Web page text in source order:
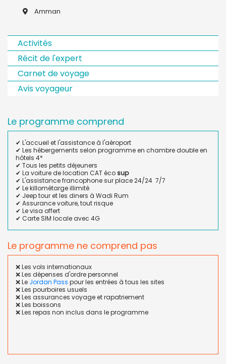
Amman
Activités
Récit de l'expert
Carnet de voyage
Avis voyageur
Le programme comprend
✔ L'accueil et l'assistance à l'aéroport
✔ Les hébergements selon programme en chambre double en
hôtels 4*
✔ Tous les petits déjeuners
✔ La voiture de location CAT écosup
✔ L'assistance francophone sur place 24/24 7/7
✔ Le killométarge illimité
✔ Jeep tour et les diners à Wadi Rum
✔ Assurance voiture, tout risque
✔ Le visa offert
✔ Carte SIM locale avec 4G
Le programme ne comprend pas
❌ Les vols internationaux
❌ Les dépenses d'ordre personnel
❌ Le Jordan Pass pour les entrées à tous les sites
❌ Les pourboires usuels
❌ Les assurances voyage et rapatriement
❌ Les boissons
❌ Les repas non inclus dans le programme